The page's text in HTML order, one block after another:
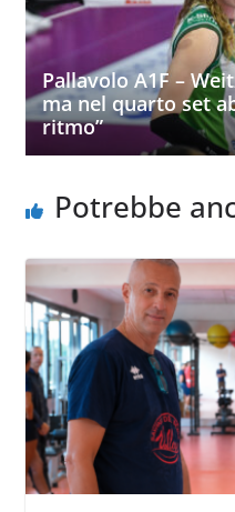
Pallavolo A1F –
ma nel quarto set
ritmo”
Potrebbe